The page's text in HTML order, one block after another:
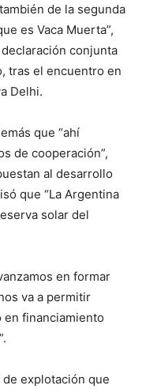
de la segunda
es Vaca Muerta”,
conjunta
tras el encuentro en
Delhi.
que “ahí
de cooperación”,
al desarrollo
que “La Argentina
solar del
en formar
va a permitir
en financiamiento
de explotación que